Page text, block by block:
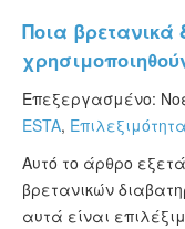
Ποια
Επεξεργασμένο:
ESTA,
Αυτό το άρθρο
βρετανικών
αυτά είναι